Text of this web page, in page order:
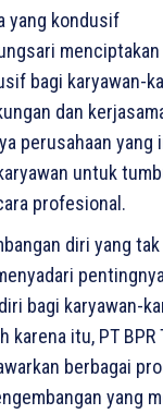
yang kondusif
bagi karyawan-
dan
perusahaan yang
untuk
profesional.
diri yang
pentingnya
bagi karyawan-
karena itu, PT BPR
berbagai
yang